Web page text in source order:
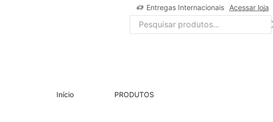
Entregas Internacionais Acessar loja
Search
Início PRODUTOS